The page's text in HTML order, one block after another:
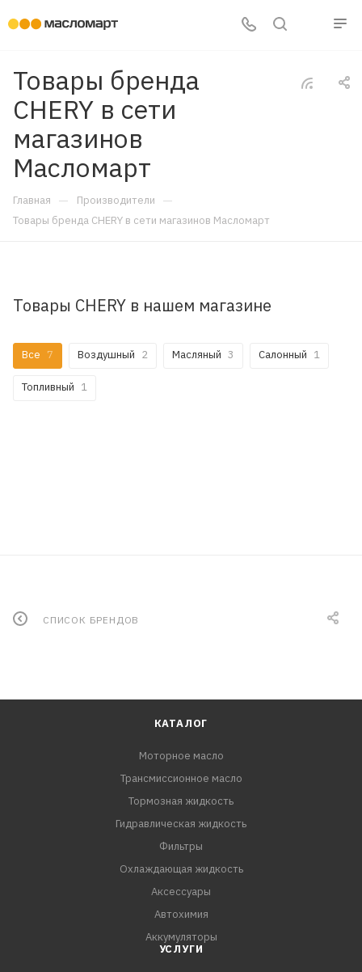
Товары бренда
CHERY в сети
магазинов
Масломарт
Главная — Производители —
Товары бренда CHERY в сети магазинов Масломарт
Товары CHERY в нашем магазине
Все 7 Воздушный 2 Масляный 3 Салонный 1
Топливный 1
СПИСОК БРЕНДОВ
КАТАЛОГ
Моторное масло
Трансмиссионное масло
Тормозная жидкость
Гидравлическая жидкость
Фильтры
Охлаждающая жидкость
Аксессуары
Автохимия
Аккумуляторы
УСЛУГИ